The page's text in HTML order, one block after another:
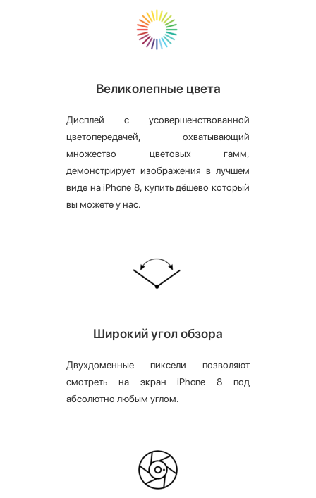
Великолепные цвета
Дисплей с усовершенствованной
цветопередачей, охватывающий
множество цветовых гамм,
демонстрирует изображения в лучшем
виде на iPhone 8, купить дёшево который
вы можете у нас.
Широкий угол обзора
Двухдоменные пиксели позволяют
смотреть на экран iPhone 8 под
абсолютно любым углом.